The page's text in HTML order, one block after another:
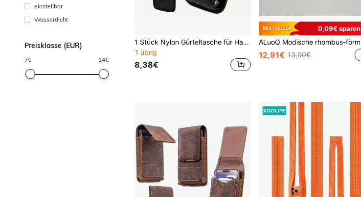
einstellbar
Wasserdicht
Preisklasse (EUR)
7€ 14€
1 Stück Nylon Gürteltasche für Handy, kompatibel mit 14/12/12 Pro/11/11 Pro/13/13 Pro/XR/X/6/7/8 Plus, kompatibel mit Samsung Galaxy S23/S22/S20/S21/FE/S10+/S9/A14/A54/Moto, multifunktionale Handy-Tasche, geeignet für Arbeit, Wandern, Camping, BBQ, Rettung und andere Anlässe.
1 übrig
8,38€
0,09€ sparen
12,91€ 13,00€